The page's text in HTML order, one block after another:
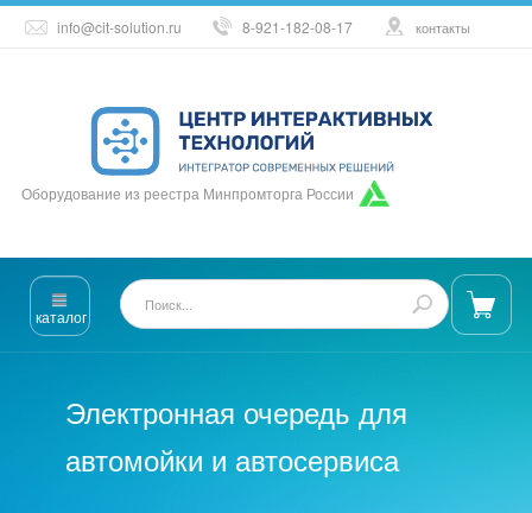
info@cit-solution.ru 8-921-182-08-17 контакты
Оборудование из реестра Минпромторга России
каталог
Электронная очередь для
автомойки и автосервиса